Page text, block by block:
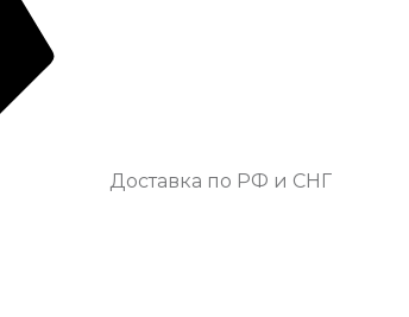
Доставка по РФ и СНГ